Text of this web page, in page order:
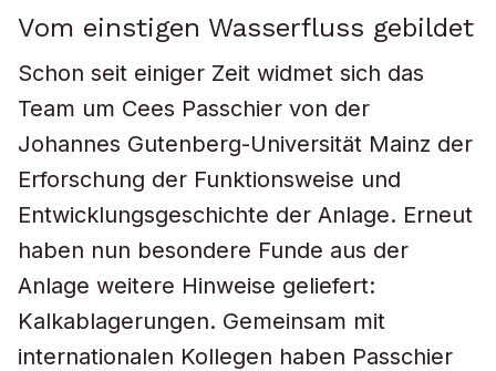
Vom einstigen Wasserfluss gebildet
Schon seit einiger Zeit widmet sich das
Team um Cees Passchier von der
Johannes Gutenberg-Universität Mainz der
Erforschung der Funktionsweise und
Entwicklungsgeschichte der Anlage. Erneut
haben nun besondere Funde aus der
Anlage weitere Hinweise geliefert:
Kalkablagerungen. Gemeinsam mit
internationalen Kollegen haben Passchier